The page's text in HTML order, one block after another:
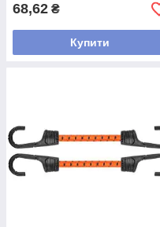
68,62 ₴
Купити